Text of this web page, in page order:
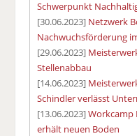
Schwerpunkt
[30.06.2023] Netzwerk
Nachwuchsförderung
[29.06.2023]
Stellenabbau
[14.06.2023]
Schindler verlässt
[13.06.2023]Workcamp
erhält neuen Boden